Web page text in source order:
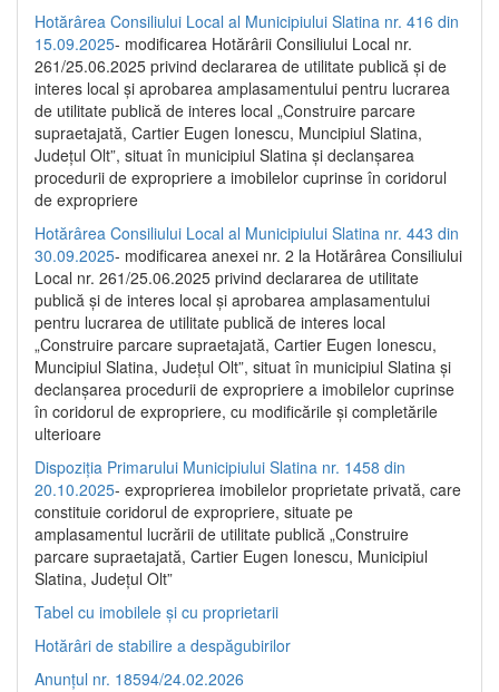
Hotărârea Consiliului Local al Municipiului Slatina nr. 416 din
15.09.2025- modificarea Hotărârii Consiliului Local nr.
261/25.06.2025 privind declararea de utilitate publică și de
interes local și aprobarea amplasamentului pentru lucrarea
de utilitate publică de interes local „Construire parcare
supraetajată, Cartier Eugen Ionescu, Muncipiul Slatina,
Județul Olt”, situat în municipiul Slatina și declanșarea
procedurii de expropriere a imobilelor cuprinse în coridorul
de expropriere
Hotărârea Consiliului Local al Municipiului Slatina nr. 443 din
30.09.2025- modificarea anexei nr. 2 la Hotărârea Consiliului
Local nr. 261/25.06.2025 privind declararea de utilitate
publică şi de interes local şi aprobarea amplasamentului
pentru lucrarea de utilitate publică de interes local
„Construire parcare supraetajată, Cartier Eugen Ionescu,
Muncipiul Slatina, Judeţul Olt”, situat în municipiul Slatina şi
declanşarea procedurii de expropriere a imobilelor cuprinse
în coridorul de expropriere, cu modificările şi completările
ulterioare
Dispoziția Primarului Municipiului Slatina nr. 1458 din
20.10.2025- exproprierea imobilelor proprietate privată, care
constituie coridorul de expropriere, situate pe
amplasamentul lucrării de utilitate publică „Construire
parcare supraetajată, Cartier Eugen Ionescu, Municipiul
Slatina, Județul Olt”
Tabel cu imobilele și cu proprietarii
Hotărâri de stabilire a despăgubirilor
Anunțul nr. 18594/24.02.2026